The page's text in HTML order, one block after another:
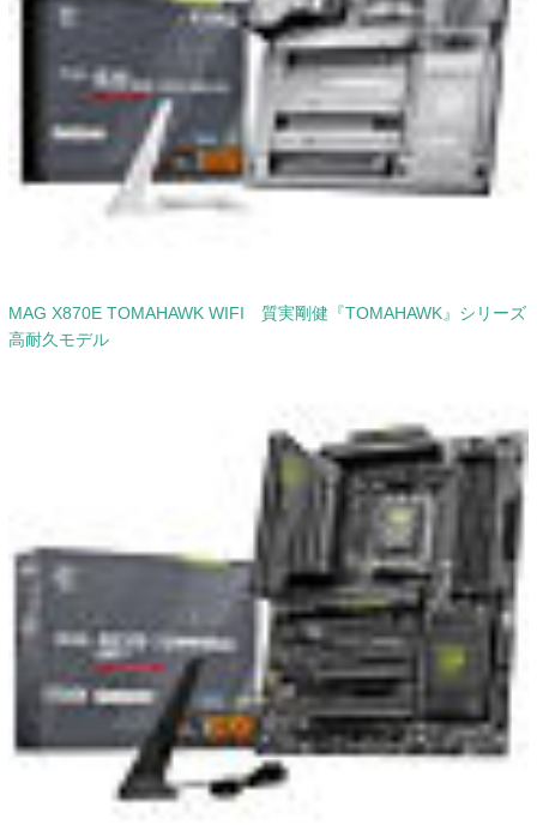
MAG X870E TOMAHAWK WIFI 質実剛健『TOMAHAWK』シリーズ
高耐久モデル